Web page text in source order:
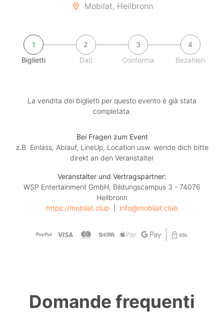
Mobilat, Heilbronn
1
Biglietti
2
Dati
3
Conferma
4
Bezahlen
La vendita dei biglietti per questo evento è già stata
completata.
Bei Fragen zum Event
z.B. Einlass, Ablauf, LineUp, Location usw. wende dich bitte
direkt an den Veranstalter
Veranstalter und Vertragspartner:
WSP Entertainment GmbH, Bildungscampus 3 - 74076
Heilbronn
https://mobilat.club
info@mobilat.club
Domande frequenti